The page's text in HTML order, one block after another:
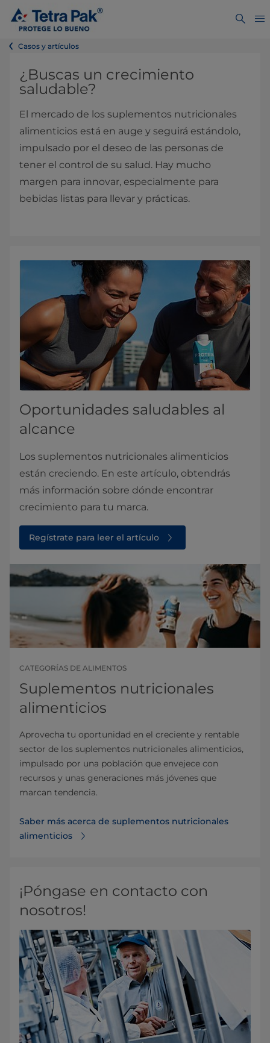
Casos y artículos
¿Buscas un crecimiento
saludable?
El mercado de los suplementos nutricionales
alimenticios está en auge y seguirá estándolo,
impulsado por el deseo de las personas de
tener el control de su salud. Hay mucho
margen para innovar, especialmente para
bebidas listas para llevar y prácticas.
Oportunidades saludables al
alcance
Los suplementos nutricionales alimenticios
están creciendo. En este artículo, obtendrás
más información sobre dónde encontrar
crecimiento para tu marca.
Regístrate para leer el artículo⁠
CATEGORÍAS DE ALIMENTOS
Suplementos nutricionales
alimenticios
Aprovecha tu oportunidad en el creciente y rentable
sector de los suplementos nutricionales alimenticios,
impulsado por una población que envejece con
recursos y unas generaciones más jóvenes que
marcan tendencia.
Saber más acerca de suplementos nutricionales
alimenticios⁠
¡Póngase en contacto con
nosotros!